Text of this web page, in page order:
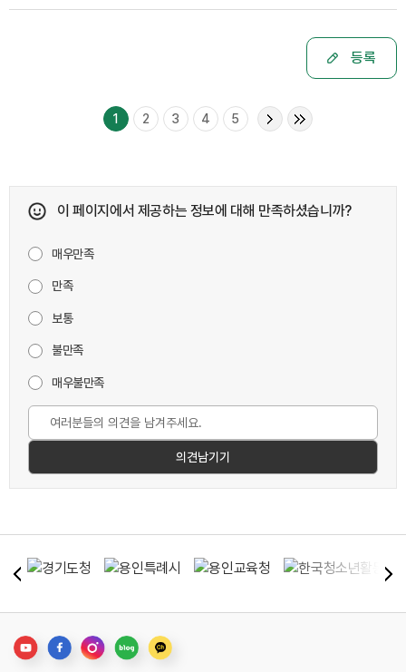
등록
1 2 3 4 5
이 페이지에서 제공하는 정보에 대해 만족하셨습니까?
매우만족
만족
보통
불만족
매우불만족